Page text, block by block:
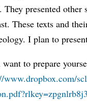
They presented
These texts and
I plan to
to prepare
www.dropbox.com/